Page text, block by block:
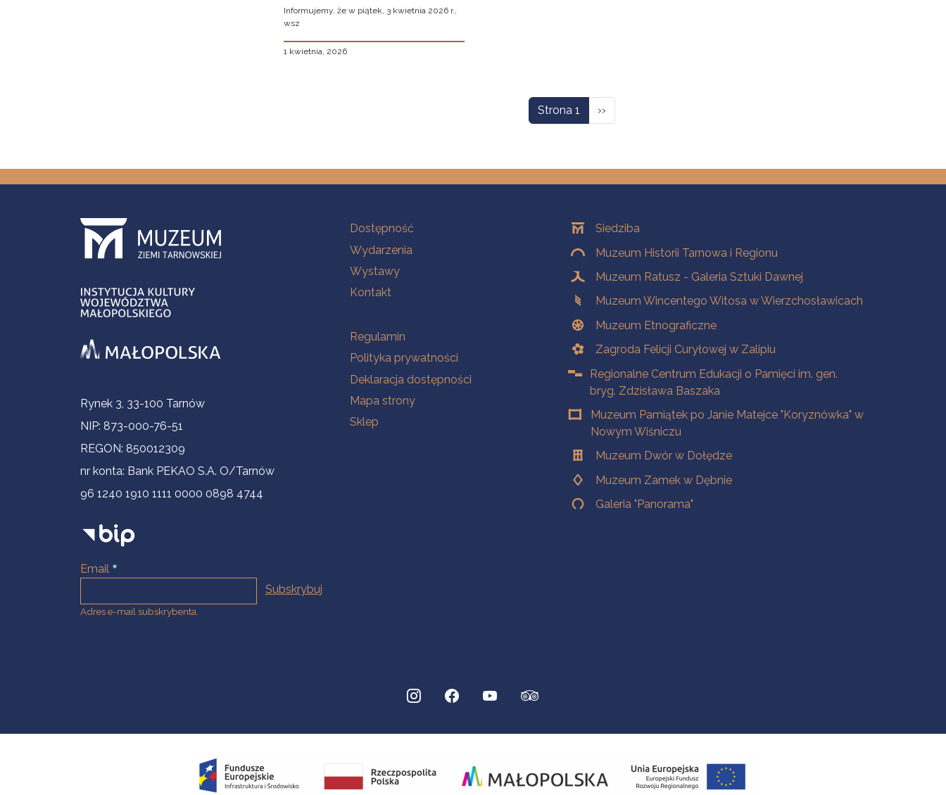
Informujemy, że w piątek, 3 kwietnia 2026 r.,
wsz
1 kwietnia, 2026
Strona 1 Następna strona
››
Informacje kontaktowe
Rynek 3, 33-100 Tarnów
NIP: 873-000-76-51
REGON: 850012309
nr konta: Bank PEKAO S.A. O/Tarnów
96 1240 1910 1111 0000 0898 4744
Email
Adres e-mail subskrybenta.
Na skróty
Dostępność
Wydarzenia
Wystawy
Kontakt
Na skróty
Regulamin
Polityka prywatności
Deklaracja dostępności
Mapa strony
Sklep
OddziałySiedziba
Muzeum Historii Tarnowa i Regionu
Muzeum Ratusz - Galeria Sztuki Dawnej
Muzeum Wincentego Witosa w Wierzchosławicach
Muzeum Etnograficzne
Zagroda Felicji Curyłowej w Zalipiu
Regionalne Centrum Edukacji o Pamięci im. gen.
bryg. Zdzisława Baszaka
Muzeum Pamiątek po Janie Matejce "Koryznówka" w
Nowym Wiśniczu
Muzeum Dwór w Dołędze
Muzeum Zamek w Dębnie
Galeria "Panorama"